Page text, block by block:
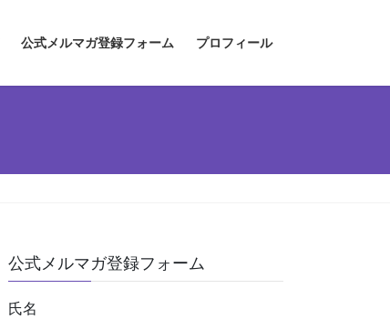
公式メルマガ登録フォーム プロフィール
公式メルマガ登録フォーム
氏名